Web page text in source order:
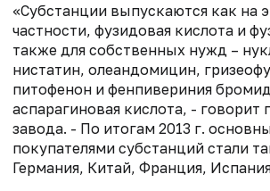
«Субстанции выпускаются как на
частности, фузидовая кислота и
также для собственных нужд –
нистатин, олеандомицин,
питофенон и фенпивериния
аспарагиновая кислота, - говорит
завода. - По итогам 2013 г.
покупателями субстанций стали
Германия, Китай, Франция,